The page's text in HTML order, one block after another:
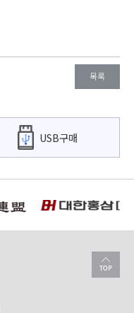
목록
USB구매